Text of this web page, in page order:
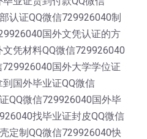
认证QQ微信729926040制
国外文凭认证的方
凭材料QQ微信729926040
国外大学学位证
国外毕业证QQ微信
QQ微信729926040国外毕
找毕业证封皮QQ微信
定制QQ微信729926040快